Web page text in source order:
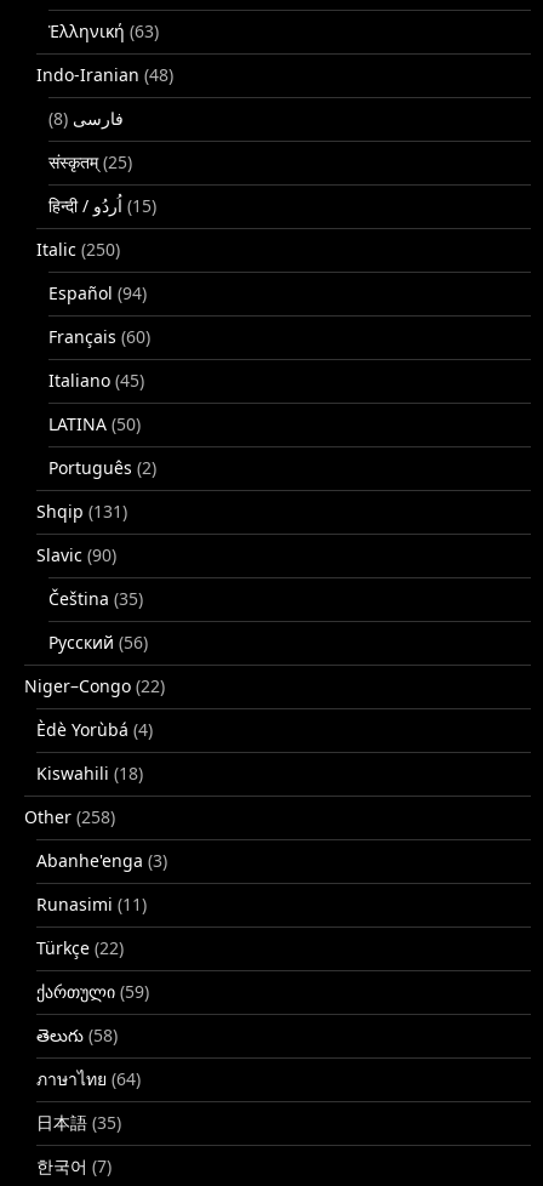
Ἑλληνική (63)
Indo-Iranian (48)
فارسی (8)
संस्कृतम्(25)
(15)
Italic (250)
Español (94)
Français (60)
Italiano (45)
LATINA (50)
Português (2)
Shqip (131)
Slavic (90)
Čeština (35)
Русский (56)
Niger–Congo (22)
Èdè Yorùbá (4)
Kiswahili (18)
Other (258)
Abanhe'enga (3)
Runasimi (11)
Türkçe (22)
ქართული (59)
తెలుగు (58)
ภาษาไทย (64)
日本語 (35)
한국어 (7)